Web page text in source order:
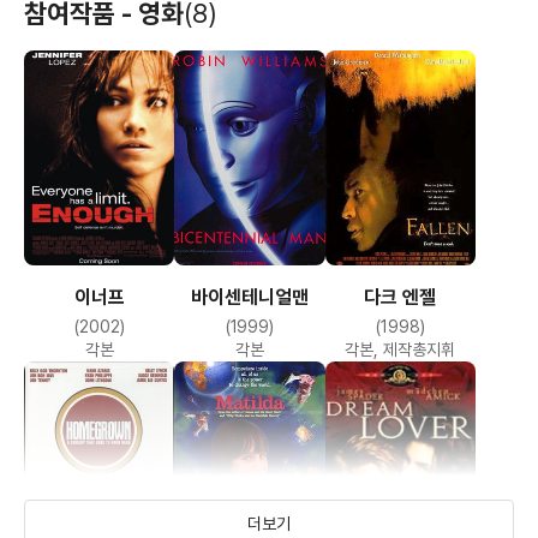
참여작품 - 영화(8)
이너프
(2002)
각본
바이센테니얼맨
(1999)
각본
다크 엔젤
(1998)
각본, 제작총지휘
더보기